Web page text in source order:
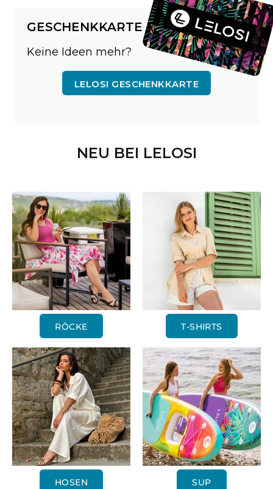
GESCHENKKARTE
Keine Ideen mehr?
LELOSI GESCHENKKARTE
NEU BEI LELOSI
RÖCKE T-SHIRTS
HOSEN SUP